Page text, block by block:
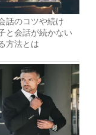
話のコツや続け
と会話が続かない
方法とは